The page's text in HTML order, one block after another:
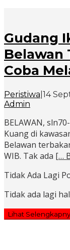
Gudang
Belawan
Coba
Peristiwa 14
Admin
BELAWAN,
Kuang di
Belawan
WIB. Tak ada […
Tidak Ada Lagi
Tidak ada lagi
Lihat